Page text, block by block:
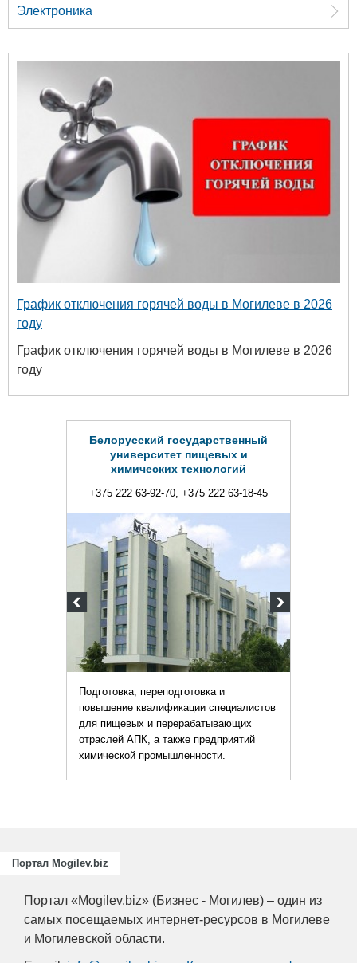
Электроника
График отключения горячей воды в Могилеве в 2026
году
График отключения горячей воды в Могилеве в 2026
году
Белорусский государственный
университет пищевых и
химических технологий
+375 222 63-92-70, +375 222 63-18-45
Подготовка, переподготовка и
повышение квалификации специалистов
для пищевых и перерабатывающих
отраслей АПК, а также предприятий
химической промышленности.
Портал Mogilev.biz
Портал «Mogilev.biz» (Бизнес - Могилев) – один из
самых посещаемых интернет-ресурсов в Могилеве
и Могилевской области.